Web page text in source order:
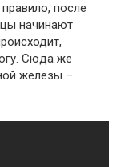
после
начинают
Сюда же
железы –